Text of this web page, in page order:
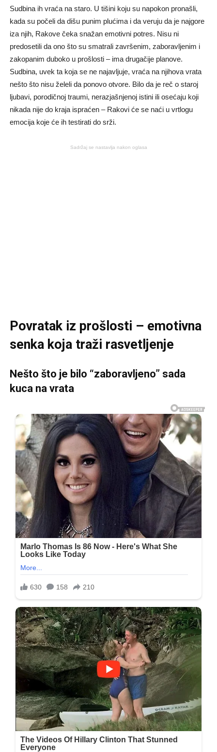
Sudbina ih vraća na staro. U tišini koju su napokon pronašli,
kada su počeli da dišu punim plućima i da veruju da je najgore
iza njih, Rakove čeka snažan emotivni potres. Nisu ni
predosetili da ono što su smatrali završenim, zaboravljenim i
zakopanim duboko u prošlosti – ima drugačije planove.
Sudbina, uvek ta koja se ne najavljuje, vraća na njihova vrata
nešto što nisu želeli da ponovo otvore. Bilo da je reč o staroj
ljubavi, porodičnoj traumi, nerazjašnjenoj istini ili osećaju koji
nikada nije do kraja ispraćen – Rakovi će se naći u vrtlogu
emocija koje će ih testirati do srži.
Sadržaj se nastavlja nakon oglasa
Povratak iz prošlosti – emotivna
senka koja traži rasvetljenje
Nešto što je bilo “zaboravljeno” sada
kuca na vrata